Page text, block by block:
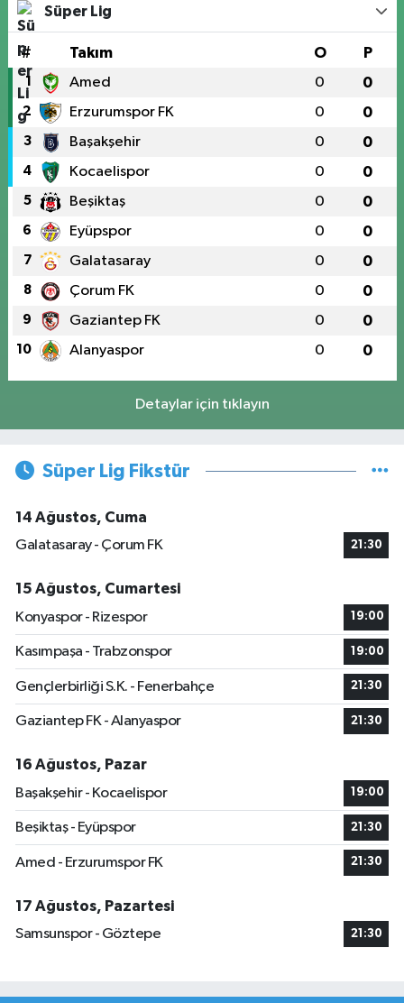
Süper Lig
# Takım O P
1 Amed 0 0
2 Erzurumspor FK 0 0
3 Başakşehir 0 0
4 Kocaelispor 0 0
5 Beşiktaş 0 0
6 Eyüpspor 0 0
7 Galatasaray 0 0
8 Çorum FK 0 0
9 Gaziantep FK 0 0
10 Alanyaspor 0 0
Detaylar için tıklayın
Süper Lig Fikstür
14 Ağustos, Cuma
Galatasaray - Çorum FK
21:30
15 Ağustos, Cumartesi
Konyaspor - Rizespor
19:00
Kasımpaşa - Trabzonspor 19:00
Gençlerbirliği S.K. - Fenerbahçe 21:30
Gaziantep FK - Alanyaspor 21:30
16 Ağustos, Pazar
Başakşehir - Kocaelispor
19:00
Beşiktaş - Eyüpspor 21:30
Amed - Erzurumspor FK 21:30
17 Ağustos, Pazartesi
Samsunspor - Göztepe
21:30